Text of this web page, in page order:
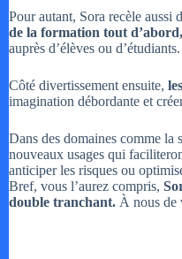
Pour autant, Sora recèle aussi
de la formation tout d’abord,
auprès d’élèves ou d’étudiants.
Côté divertissement ensuite,
imagination débordante et
Dans des domaines comme la
nouveaux usages qui
anticiper les risques ou
Bref, vous l’aurez compris,
double tranchant. À nous de